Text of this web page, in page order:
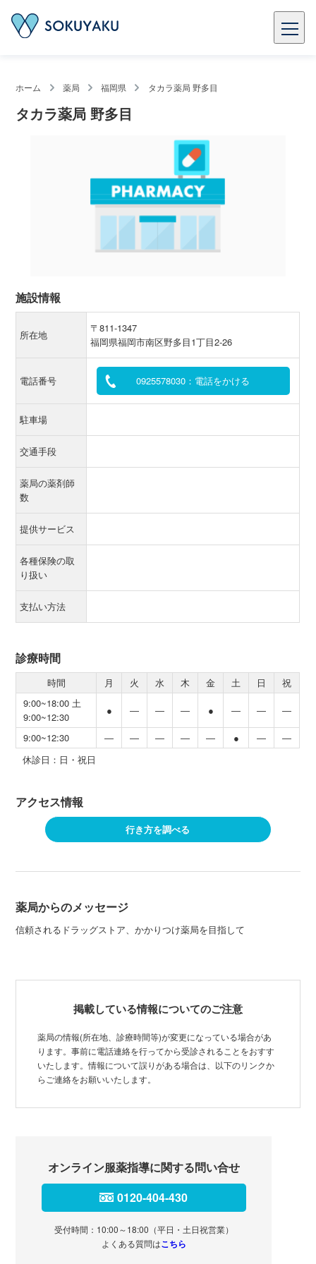
ホーム 薬局 福岡県 タカラ薬局 野多目
タカラ薬局 野多目
施設情報
所在地
〒811-1347
福岡県福岡市南区野多目1丁目2-26
電話番号 0925578030：電話をかける
駐車場
交通手段
薬局の薬剤師
数
提供サービス
各種保険の取
り扱い
支払い方法
診療時間
時間 月 火 水 木 金 土 日
祝
9:00~18:00 土
9:00~12:30
● ― ― ― ● ― ― ―
9:00~12:30 ― ― ― ― ― ● ―
―
休診日：日・祝日
アクセス情報
行き方を調べる
薬局からのメッセージ
信頼されるドラッグストア、かかりつけ薬局を目指して
掲載している情報についてのご注意
薬局の情報(所在地、診療時間等)が変更になっている場合があ
ります。事前に電話連絡を行ってから受診されることをおすす
いたします。情報について誤りがある場合は、以下のリンクか
らご連絡をお願いいたします。
オンライン服薬指導に関する問い合せ
0120-404-430
受付時間：10:00～18:00（平日・土日祝営業）
よくある質問はこちら